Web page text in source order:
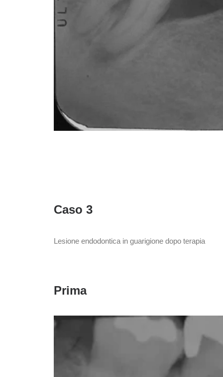
Caso 3
Lesione endodontica in guarigione dopo terapia
Prima